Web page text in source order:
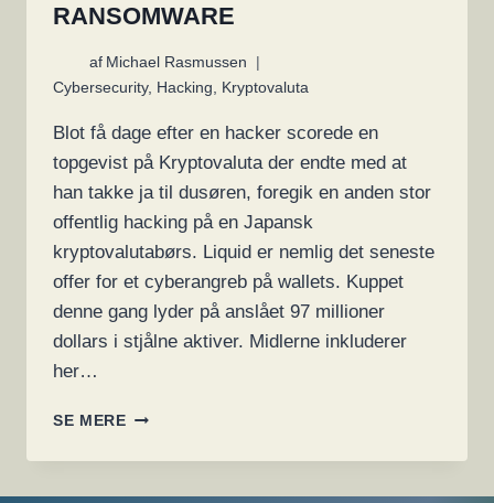
RANSOMWARE
af Michael Rasmussen
Cybersecurity, Hacking, Kryptovaluta
Blot få dage efter en hacker scorede en
topgevist på Kryptovaluta der endte med at
han takke ja til dusøren, foregik en anden stor
offentlig hacking på en Japansk
kryptovalutabørs. Liquid er nemlig det seneste
offer for et cyberangreb på wallets. Kuppet
denne gang lyder på anslået 97 millioner
dollars i stjålne aktiver. Midlerne inkluderer
her…
SE MEREKRYPTOVALUTA
GIVER